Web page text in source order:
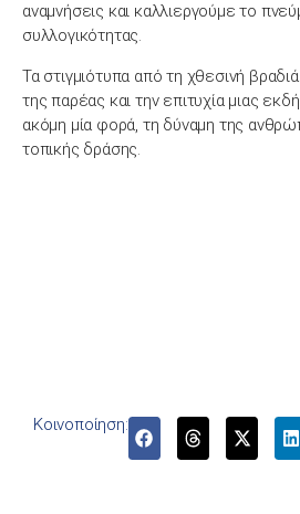
αναμνήσεις και καλλιεργούμε το
συλλογικότητας.
Τα στιγμιότυπα από τη χθεσινή
της παρέας και την επιτυχία μιας
ακόμη μία φορά, τη δύναμη της
τοπικής δράσης.
Κοινοποίηση: